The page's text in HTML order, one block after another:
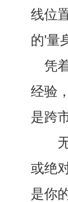
线位
的'量
凭
经验
是跨
无
或绝
是你